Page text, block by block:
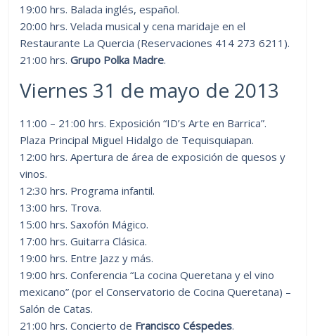
19:00 hrs. Balada inglés, español.
20:00 hrs. Velada musical y cena maridaje en el
Restaurante La Quercia (Reservaciones 414 273 6211).
21:00 hrs.Grupo Polka Madre.
Viernes 31 de mayo de 2013
11:00 – 21:00 hrs. Exposición “ID’s Arte en Barrica”.
Plaza Principal Miguel Hidalgo de Tequisquiapan.
12:00 hrs. Apertura de área de exposición de quesos y
vinos.
12:30 hrs. Programa infantil.
13:00 hrs. Trova.
15:00 hrs. Saxofón Mágico.
17:00 hrs. Guitarra Clásica.
19:00 hrs. Entre Jazz y más.
19:00 hrs. Conferencia “La cocina Queretana y el vino
mexicano” (por el Conservatorio de Cocina Queretana) –
Salón de Catas.
21:00 hrs. Concierto de Francisco Céspedes.